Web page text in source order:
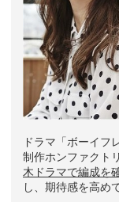
ドラマ「ボーイフ
制作ホンファクト
木ドラマで編成を
し、期待感を高め